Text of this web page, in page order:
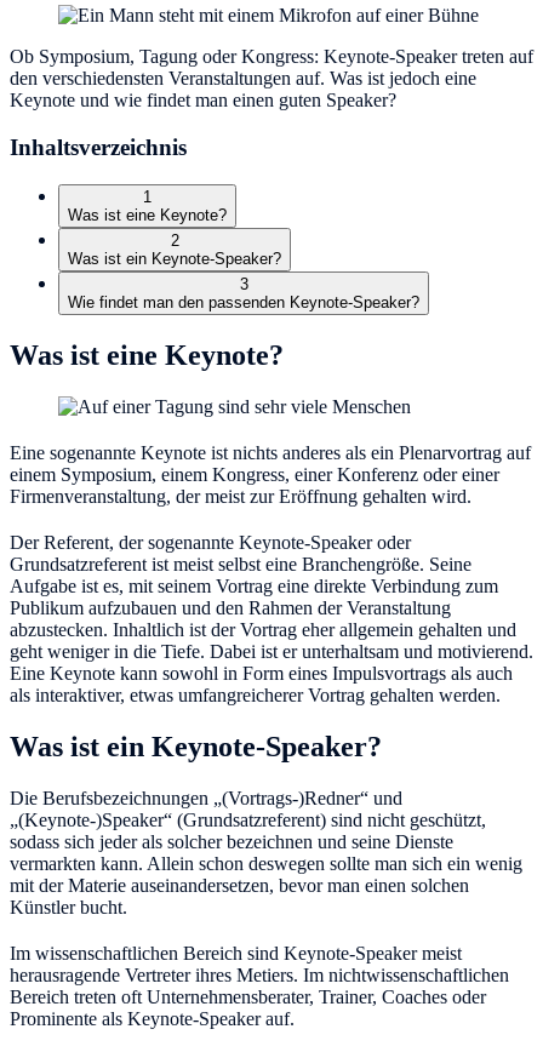
Ob Symposium, Tagung oder Kongress: Keynote-Speaker treten auf
den verschiedensten Veranstaltungen auf. Was ist jedoch eine
Keynote und wie findet man einen guten Speaker?
Inhaltsverzeichnis
1
Was ist eine Keynote?
2
Was ist ein Keynote-Speaker?
3
Wie findet man den passenden Keynote-Speaker?
Was ist eine Keynote?
Eine sogenannte Keynote ist nichts anderes als ein Plenarvortrag auf
einem Symposium, einem Kongress, einer Konferenz oder einer
Firmenveranstaltung, der meist zur Eröffnung gehalten wird.
Der Referent, der sogenannte Keynote-Speaker oder
Grundsatzreferent ist meist selbst eine Branchengröße. Seine
Aufgabe ist es, mit seinem Vortrag eine direkte Verbindung zum
Publikum aufzubauen und den Rahmen der Veranstaltung
abzustecken. Inhaltlich ist der Vortrag eher allgemein gehalten und
geht weniger in die Tiefe. Dabei ist er unterhaltsam und motivierend.
Eine Keynote kann sowohl in Form eines Impulsvortrags als auch
als interaktiver, etwas umfangreicherer Vortrag gehalten werden.
Was ist ein Keynote-Speaker?
Die Berufsbezeichnungen „(Vortrags-)Redner“ und
„(Keynote-)Speaker“ (Grundsatzreferent) sind nicht geschützt,
sodass sich jeder als solcher bezeichnen und seine Dienste
vermarkten kann. Allein schon deswegen sollte man sich ein wenig
mit der Materie auseinandersetzen, bevor man einen solchen
Künstler bucht.
Im wissenschaftlichen Bereich sind Keynote-Speaker meist
herausragende Vertreter ihres Metiers. Im nichtwissenschaftlichen
Bereich treten oft Unternehmensberater, Trainer, Coaches oder
Prominente als Keynote-Speaker auf.